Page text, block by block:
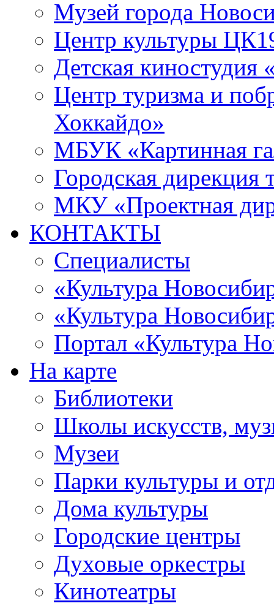
Музей города
Центр культуры
Детская киностудия
Центр туризма и
Хоккайдо»
МБУК «Картинная
Городская дирекция
МКУ «Проектная
КОНТАКТЫ
Специалисты
«Культура
«Культура
Портал «Культура
На карте
Библиотеки
Школы искусств,
Музеи
Парки культуры и
Дома культуры
Городские центры
Духовые оркестры
Кинотеатры